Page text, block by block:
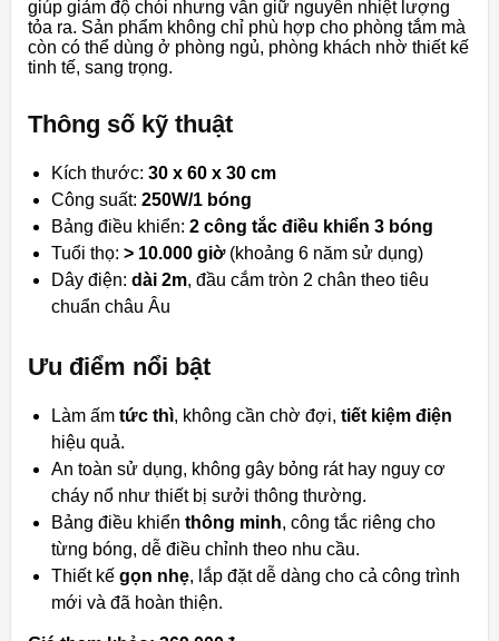
giúp giảm độ chói nhưng vẫn giữ nguyên nhiệt lượng
tỏa ra. Sản phẩm không chỉ phù hợp cho phòng tắm mà
còn có thể dùng ở phòng ngủ, phòng khách nhờ thiết kế
tinh tế, sang trọng.
Thông số kỹ thuật
Kích thước: 30 x 60 x 30 cm
Công suất: 250W/1 bóng
Bảng điều khiển: 2 công tắc điều khiển 3 bóng
Tuổi thọ: > 10.000 giờ(khoảng 6 năm sử dụng)
Dây điện: dài 2m, đầu cắm tròn 2 chân theo tiêu
chuẩn châu Âu
Ưu điểm nổi bật
Làm ấm tức thì, không cần chờ đợi, tiết kiệm điện
hiệu quả.
An toàn sử dụng, không gây bỏng rát hay nguy cơ
cháy nổ như thiết bị sưởi thông thường.
Bảng điều khiển thông minh, công tắc riêng cho
từng bóng, dễ điều chỉnh theo nhu cầu.
Thiết kế gọn nhẹ, lắp đặt dễ dàng cho cả công trình
mới và đã hoàn thiện.